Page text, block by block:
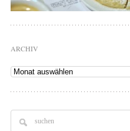
ARCHIV
Archiv